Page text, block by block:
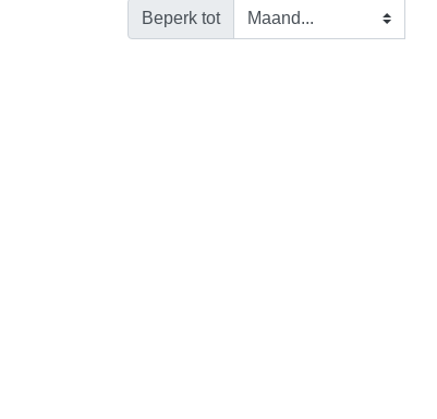
Beperk tot